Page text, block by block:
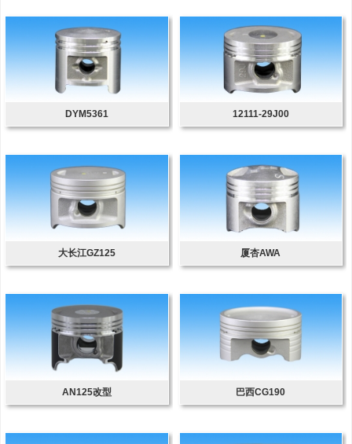
DYM5361 12111-29J00
大长江GZ125 厦杏AWA
AN125改型 巴西CG190